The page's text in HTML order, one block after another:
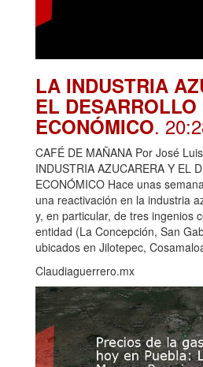
LA INDUSTRIA
EL DESARROLLO
ECONÓMICO.
CAFÉ DE MAÑANA Por José
INDUSTRIA AZUCARERA Y EL
ECONÓMICO Hace unas
una reactivación en la industria
y, en particular, de tres ingenios
entidad (La Concepción, San
ubicados en Jilotepec,
Claudiaguerrero.mx